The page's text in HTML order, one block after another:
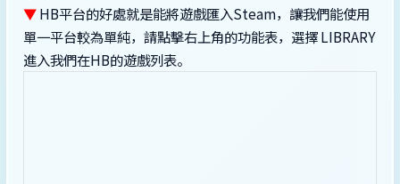
▼HB平台的好處就是能將遊戲匯入Steam，讓我們能使用
單一平台較為單純，請點擊右上角的功能表，選擇 LIBRARY
進入我們在HB的遊戲列表。